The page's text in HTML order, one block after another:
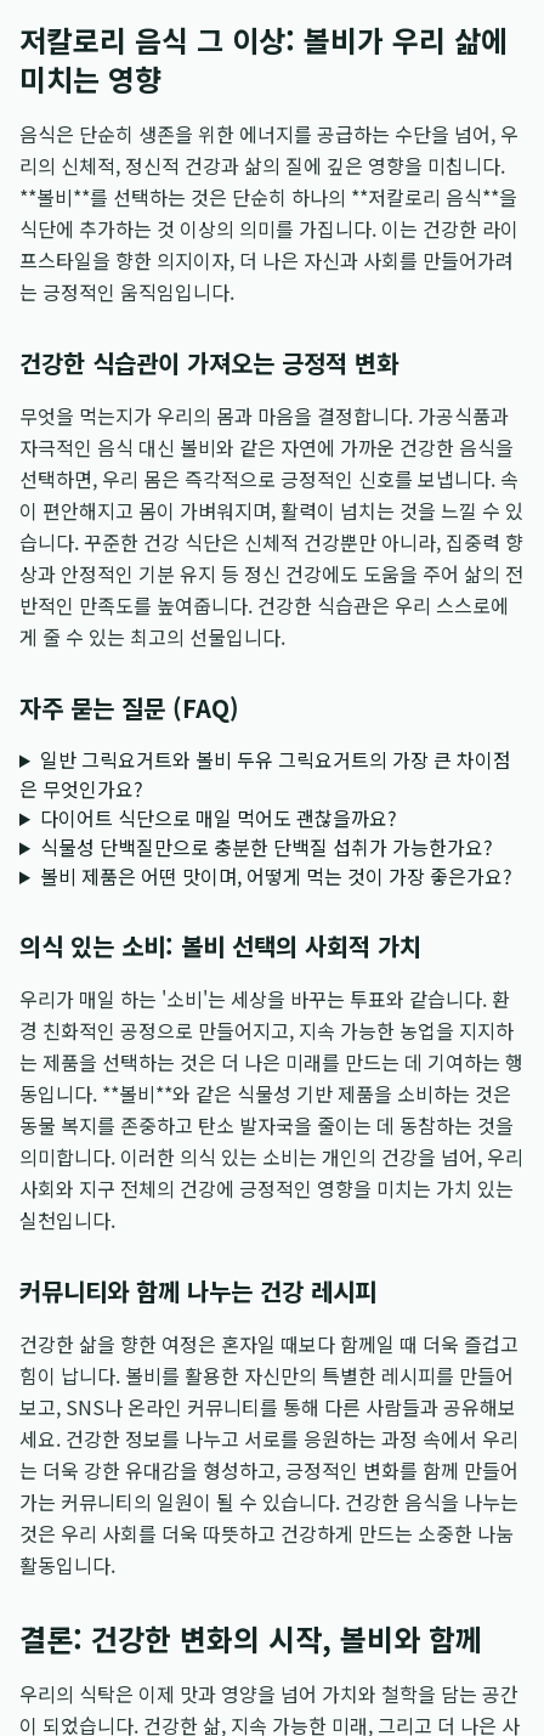
저칼로리 음식 그 이상: 볼비가 우리 삶에
미치는 영향
음식은 단순히 생존을 위한 에너지를 공급하는 수단을 넘어, 우
리의 신체적, 정신적 건강과 삶의 질에 깊은 영향을 미칩니다.
**볼비**를 선택하는 것은 단순히 하나의 **저칼로리 음식**을
식단에 추가하는 것 이상의 의미를 가집니다. 이는 건강한 라이
프스타일을 향한 의지이자, 더 나은 자신과 사회를 만들어가려
는 긍정적인 움직임입니다.
건강한 식습관이 가져오는 긍정적 변화
무엇을 먹는지가 우리의 몸과 마음을 결정합니다. 가공식품과
자극적인 음식 대신 볼비와 같은 자연에 가까운 건강한 음식을
선택하면, 우리 몸은 즉각적으로 긍정적인 신호를 보냅니다. 속
이 편안해지고 몸이 가벼워지며, 활력이 넘치는 것을 느낄 수 있
습니다. 꾸준한 건강 식단은 신체적 건강뿐만 아니라, 집중력 향
상과 안정적인 기분 유지 등 정신 건강에도 도움을 주어 삶의 전
반적인 만족도를 높여줍니다. 건강한 식습관은 우리 스스로에
게 줄 수 있는 최고의 선물입니다.
자주 묻는 질문 (FAQ)
일반 그릭요거트와 볼비 두유 그릭요거트의 가장 큰 차이점
은 무엇인가요?
다이어트 식단으로 매일 먹어도 괜찮을까요?
식물성 단백질만으로 충분한 단백질 섭취가 가능한가요?
볼비 제품은 어떤 맛이며, 어떻게 먹는 것이 가장 좋은가요?
의식 있는 소비: 볼비 선택의 사회적 가치
우리가 매일 하는 '소비'는 세상을 바꾸는 투표와 같습니다. 환
경 친화적인 공정으로 만들어지고, 지속 가능한 농업을 지지하
는 제품을 선택하는 것은 더 나은 미래를 만드는 데 기여하는 행
동입니다. **볼비**와 같은 식물성 기반 제품을 소비하는 것은
동물 복지를 존중하고 탄소 발자국을 줄이는 데 동참하는 것을
의미합니다. 이러한 의식 있는 소비는 개인의 건강을 넘어, 우리
사회와 지구 전체의 건강에 긍정적인 영향을 미치는 가치 있는
실천입니다.
커뮤니티와 함께 나누는 건강 레시피
건강한 삶을 향한 여정은 혼자일 때보다 함께일 때 더욱 즐겁고
힘이 납니다. 볼비를 활용한 자신만의 특별한 레시피를 만들어
보고, SNS나 온라인 커뮤니티를 통해 다른 사람들과 공유해보
세요. 건강한 정보를 나누고 서로를 응원하는 과정 속에서 우리
는 더욱 강한 유대감을 형성하고, 긍정적인 변화를 함께 만들어
가는 커뮤니티의 일원이 될 수 있습니다. 건강한 음식을 나누는
것은 우리 사회를 더욱 따뜻하고 건강하게 만드는 소중한 나눔
활동입니다.
결론: 건강한 변화의 시작, 볼비와 함께
우리의 식탁은 이제 맛과 영양을 넘어 가치와 철학을 담는 공간
이 되었습니다. 건강한 삶, 지속 가능한 미래, 그리고 더 나은 사